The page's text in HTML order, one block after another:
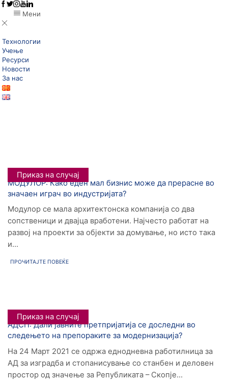
Мени
Технологии
Учење
Ресурси
Новости
За нас
Приказ на случај
МОДУЛОР: Како еден мал бизнис може да прерасне во
значаен играч во индустријата?
Модулор се мала архитектонска компанија со два
сопственици и двајца вработени. Најчесто работат на
развој на проекти за објекти за домување, но исто така
и...
ПРОЧИТАЈТЕ ПОВЕЌЕ
Приказ на случај
АДСП: Дали јавните претпријатија се доследни во
следењето на препораките за модернизација?
На 24 Март 2021 се одржа еднодневна работилница за
АД за изградба и стопанисување со станбен и деловен
простор од значење за Републиката – Скопје...